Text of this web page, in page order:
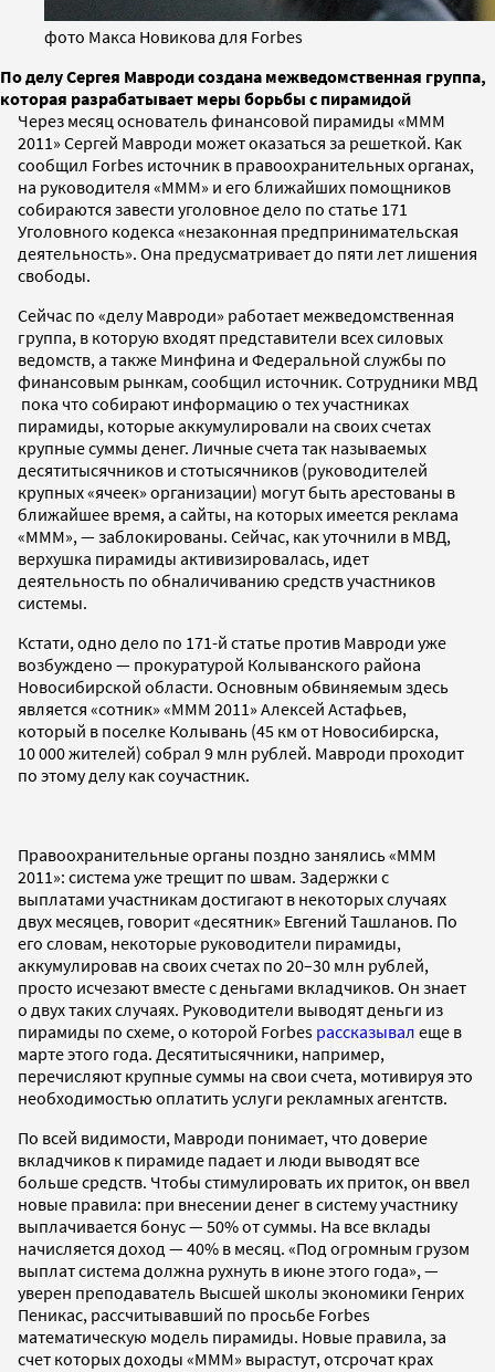
фото Макса Новикова для Forbes
По делу Сергея Мавроди создана межведомственная группа,
которая разрабатывает меры борьбы с пирамидой
Через месяц основатель финансовой пирамиды «МММ
2011» Сергей Мавроди может оказаться за решеткой. Как
сообщил Forbes источник в правоохранительных органах,
на руководителя «МММ» и его ближайших помощников
собираются завести уголовное дело по статье 171
Уголовного кодекса «незаконная предпринимательская
деятельность». Она предусматривает до пяти лет лишения
свободы.
Сейчас по «делу Мавроди» работает межведомственная
группа, в которую входят представители всех силовых
ведомств, а также Минфина и Федеральной службы по
финансовым рынкам, сообщил источник. Сотрудники МВД
пока что собирают информацию о тех участниках
пирамиды, которые аккумулировали на своих счетах
крупные суммы денег. Личные счета так называемых
десятитысячников и стотысячников (руководителей
крупных «ячеек» организации) могут быть арестованы в
ближайшее время, а сайты, на которых имеется реклама
«МММ», — заблокированы. Сейчас, как уточнили в МВД,
верхушка пирамиды активизировалась, идет
деятельность по обналичиванию средств участников
системы.
Кстати, одно дело по 171-й статье против Мавроди уже
возбуждено — прокуратурой Колыванского района
Новосибирской области. Основным обвиняемым здесь
является «сотник» «МММ 2011» Алексей Астафьев,
который в поселке Колывань (45 км от Новосибирска,
10 000 жителей) собрал 9 млн рублей. Мавроди проходит
по этому делу как соучастник.
Правоохранительные органы поздно занялись «МММ
2011»: система уже трещит по швам. Задержки с
выплатами участникам достигают в некоторых случаях
двух месяцев, говорит «десятник» Евгений Ташланов. По
его словам, некоторые руководители пирамиды,
аккумулировав на своих счетах по 20–30 млн рублей,
просто исчезают вместе с деньгами вкладчиков. Он знает
о двух таких случаях. Руководители выводят деньги из
пирамиды по схеме, о которой Forbes рассказывал еще в
марте этого года. Десятитысячники, например,
перечисляют крупные суммы на свои счета, мотивируя это
необходимостью оплатить услуги рекламных агентств.
По всей видимости, Мавроди понимает, что доверие
вкладчиков к пирамиде падает и люди выводят все
больше средств. Чтобы стимулировать их приток, он ввел
новые правила: при внесении денег в систему участнику
выплачивается бонус — 50% от суммы. На все вклады
начисляется доход — 40% в месяц. «Под огромным грузом
выплат система должна рухнуть в июне этого года», —
уверен преподаватель Высшей школы экономики Генрих
Пеникас, рассчитывавший по просьбе Forbes
математическую модель пирамиды. Новые правила, за
счет которых доходы «МММ» вырастут, отсрочат крах